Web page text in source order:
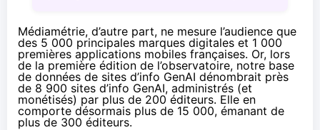
Médiamétrie, d’autre part, ne mesure l’audience que
des 5 000 principales marques digitales et 1 000
premières applications mobiles françaises. Or, lors
de la première édition de l’observatoire, notre base
de données de sites d’info GenAI dénombrait près
de 8 900 sites d’info GenAI, administrés (et
monétisés) par plus de 200 éditeurs. Elle en
comporte désormais plus de 15 000, émanant de
plus de 300 éditeurs.